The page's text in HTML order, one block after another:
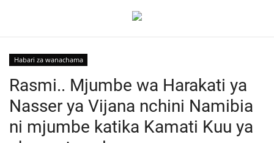
Nyumba
Jukwaa la Nasser la Kimataifa
Habari za wanachama
Rasmi.. Mjumbe wa Harakati ya
Nasser ya Vijana nchini Namibia
ni mjumbe katika Kamati Kuu ya